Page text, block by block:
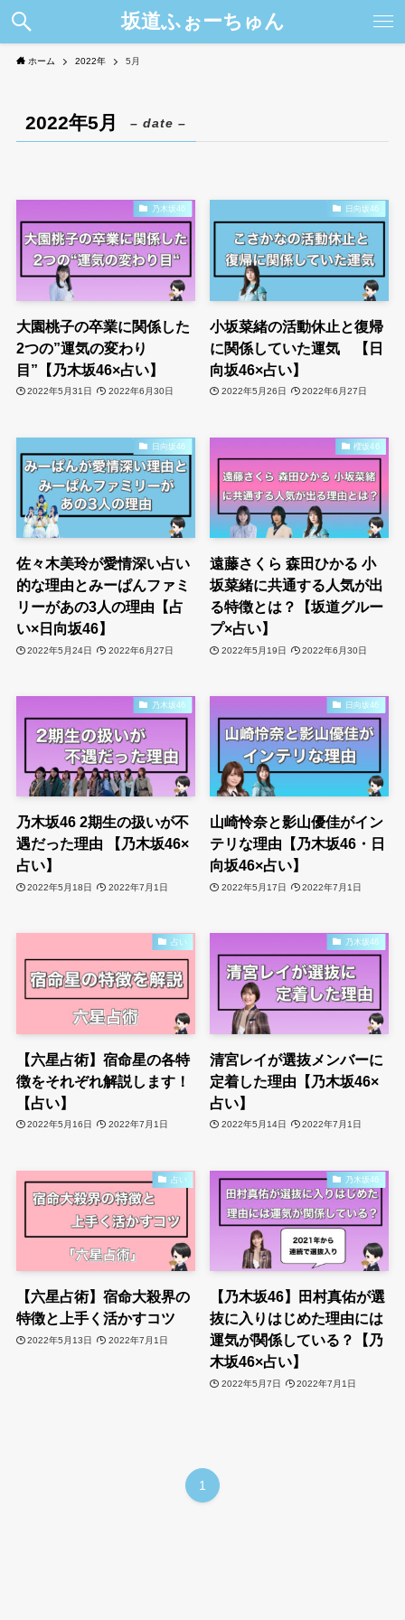
坂道ふぉーちゅん
ホーム 2022年 5月
2022年5月 – date –
乃木坂46
大園桃子の卒業に関係した
2つの”運気の変わり
目”【乃木坂46×占い】
2022年5月31日 2022年6月30日
日向坂46
小坂菜緒の活動休止と復帰
に関係していた運気 【日
向坂46×占い】
2022年5月26日 2022年6月27日
日向坂46
佐々木美玲が愛情深い占い
的な理由とみーぱんファミ
リーがあの3人の理由【占
い×日向坂46】
2022年5月24日 2022年6月27日
櫻坂46
遠藤さくら 森田ひかる 小
坂菜緒に共通する人気が出
る特徴とは？【坂道グルー
プ×占い】
2022年5月19日 2022年6月30日
乃木坂46
乃木坂46 2期生の扱いが不
遇だった理由 【乃木坂46×
占い】
2022年5月18日 2022年7月1日
日向坂46
山崎怜奈と影山優佳がイン
テリな理由【乃木坂46・日
向坂46×占い】
2022年5月17日 2022年7月1日
占い
【六星占術】宿命星の各特
徴をそれぞれ解説します！
【占い】
2022年5月16日 2022年7月1日
乃木坂46
清宮レイが選抜メンバーに
定着した理由【乃木坂46×
占い】
2022年5月14日 2022年7月1日
占い
【六星占術】宿命大殺界の
特徴と上手く活かすコツ
2022年5月13日 2022年7月1日
乃木坂46
【乃木坂46】田村真佑が選
抜に入りはじめた理由には
運気が関係している？【乃
木坂46×占い】
2022年5月7日 2022年7月1日
1